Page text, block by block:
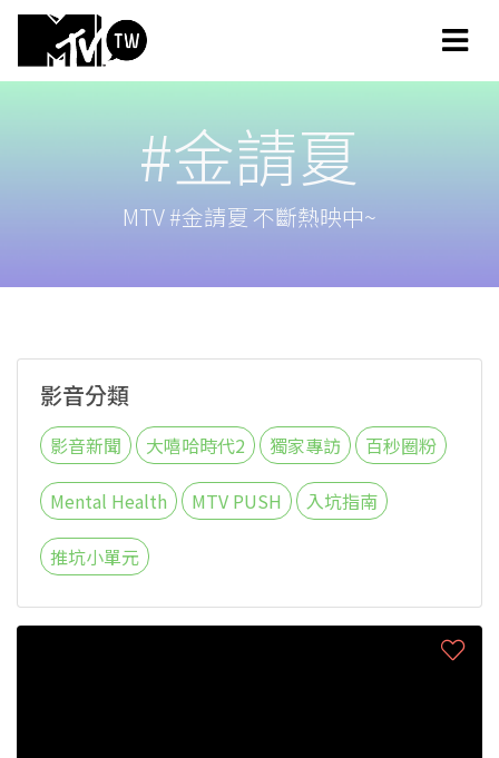
#金請夏
MTV #金請夏 不斷熱映中~
影音分類
影音新聞 大嘻哈時代2 獨家專訪 百秒圈粉
Mental Health MTV PUSH 入坑指南
推坑小單元